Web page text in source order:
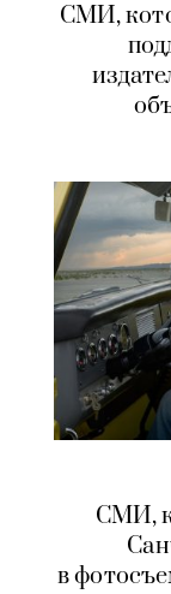
СМИ,
СМИ,
в